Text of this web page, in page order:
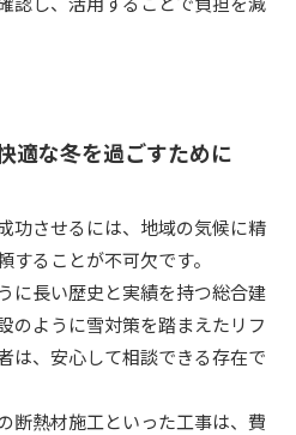
適な冬を過ごすために
功させるには、地域の気候に精
ることが不可欠です。
に長い歴史と実績を持つ総合建
のように雪対策を踏まえたリフ
は、安心して相談できる存在で
断熱材施工といった工事は、費